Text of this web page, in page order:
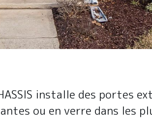
installe des portes
ou en verre dans les